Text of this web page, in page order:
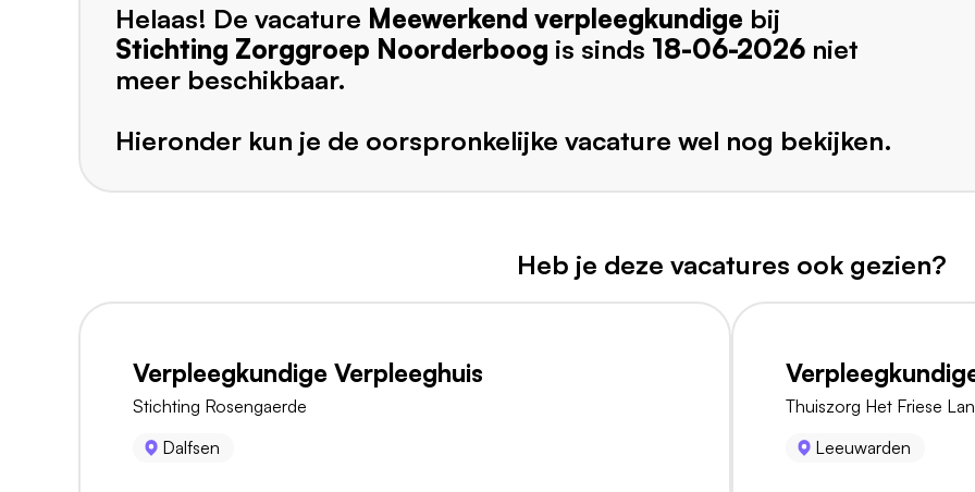
Helaas! De vacature Meewerkend verpleegkundige bij
Stichting Zorggroep Noorderboog is sinds 18-06-2026 niet
meer beschikbaar.
Hieronder kun je de oorspronkelijke vacature wel nog bekijken.
Heb je deze vacatures ook gezien?
Verpleegkundige Verpleeghuis
Stichting Rosengaerde
Dalfsen
Thuiszorg Het Friese
Leeuwarden